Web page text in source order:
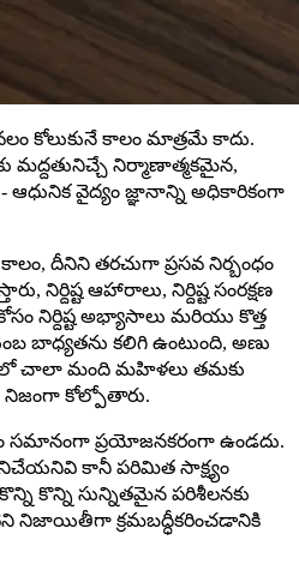
కోలుకునే కాలం మాత్రమే కాదు.
మద్దతునిచ్చే నిర్మాణాత్మకమైన,
- ఆధునిక వైద్యం జ్ఞానాన్ని అధికారికంగా
దీనిని తరచుగా ప్రసవ నిర్బంధం
నిర్దిష్ట ఆహారాలు, నిర్దిష్ట సంరక్షణ
నిర్దిష్ట అభ్యాసాలు మరియు కొత్త
బాధ్యతను కలిగి ఉంటుంది, అణు
చాలా మంది మహిళలు తమకు
నిజంగా కోల్పోతారు.
సమానంగా ప్రయోజనకరంగా ఉండదు.
కానీ పరిమిత సాక్ష్యం
కొన్ని సున్నితమైన పరిశీలనకు
నిజాయితీగా క్రమబద్ధీకరించడానికి